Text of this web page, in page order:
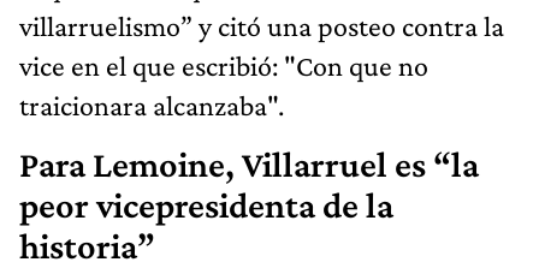
villarruelismo” y citó una posteo contra la
vice en el que escribió: "Con que no
traicionara alcanzaba".
Para Lemoine, Villarruel es “la
peor vicepresidenta de la
historia”